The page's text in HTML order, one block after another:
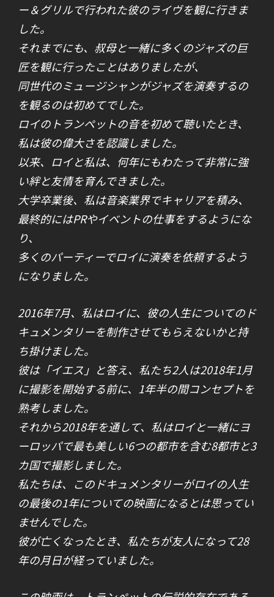
ー＆グリルで行われた彼のライヴを観に行きま
した。
それまでにも、叔母と一緒に多くのジャズの巨
匠を観に行ったことはありましたが、
同世代のミュージシャンがジャズを演奏するの
を観るのは初めてでした。
ロイのトランペットの音を初めて聴いたとき、
私は彼の偉大さを認識しました。
以来、ロイと私は、何年にもわたって非常に強
い絆と友情を育んできました。
大学卒業後、私は音楽業界でキャリアを積み、
最終的にはPRやイベントの仕事をするようにな
り、
多くのパーティーでロイに演奏を依頼するよう
になりました。
2016年7月、私はロイに、彼の人生についてのド
キュメンタリーを制作させてもらえないかと持
ち掛けました。
彼は「イエス」と答え、私たち2人は2018年1月
に撮影を開始する前に、1年半の間コンセプトを
熟考しました。
それから2018年を通して、私はロイと一緒にヨ
ーロッパで最も美しい6つの都市を含む8都市と3
カ国で撮影しました。
私たちは、このドキュメンタリーがロイの人生
の最後の1年についての映画になるとは思ってい
ませんでした。
彼が亡くなったとき、私たちが友人になって28
年の月日が経っていました。